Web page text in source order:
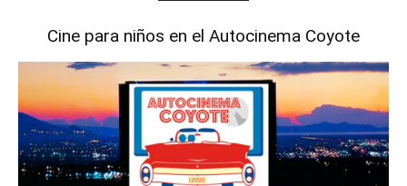
Cine para niños en el Autocinema Coyote